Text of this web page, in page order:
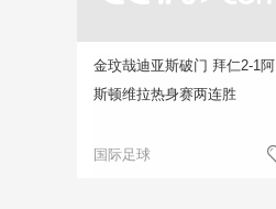
金玟哉迪亚斯破门 拜仁2-1阿
斯顿维拉热身赛两连胜
国际足球